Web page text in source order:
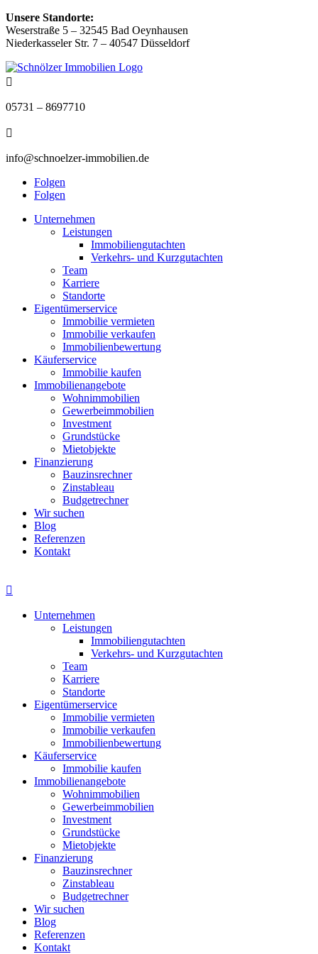
Unsere Standorte:
Weserstraße 5 – 32545 Bad Oeynhausen
Niederkasseler Str. 7 – 40547 Düsseldorf

05731 – 8697710

info@schnoelzer-immobilien.de
Folgen
Folgen
Unternehmen
Leistungen
Immobiliengutachten
Verkehrs- und Kurzgutachten
Team
Karriere
Standorte
Eigentümerservice
Immobilie vermieten
Immobilie verkaufen
Immobilienbewertung
Käuferservice
Immobilie kaufen
Immobilienangebote
Wohnimmobilien
Gewerbeimmobilien
Investment
Grundstücke
Mietobjekte
Finanzierung
Bauzinsrechner
Zinstableau
Budgetrechner
Wir suchen
Blog
Referenzen
Kontakt

Unternehmen
Leistungen
Immobiliengutachten
Verkehrs- und Kurzgutachten
Team
Karriere
Standorte
Eigentümerservice
Immobilie vermieten
Immobilie verkaufen
Immobilienbewertung
Käuferservice
Immobilie kaufen
Immobilienangebote
Wohnimmobilien
Gewerbeimmobilien
Investment
Grundstücke
Mietobjekte
Finanzierung
Bauzinsrechner
Zinstableau
Budgetrechner
Wir suchen
Blog
Referenzen
Kontakt